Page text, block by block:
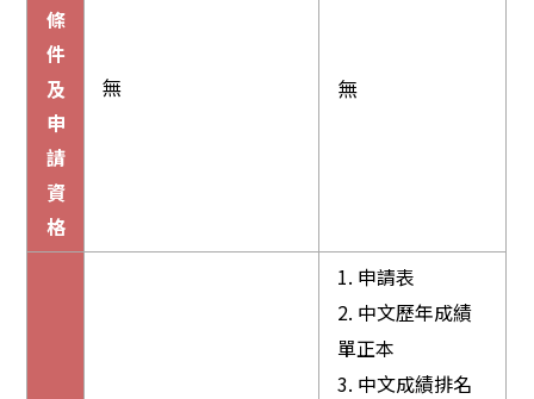
條
件
及
申
請
資
格
無 無
1. 申請表
2. 中文歷年成績
單正本
3. 中文成績排名